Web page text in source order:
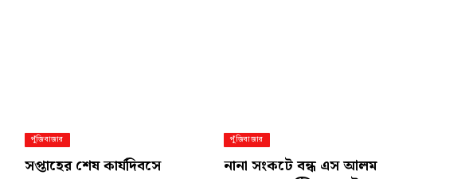
পুঁজিবাজার
সপ্তাহের শেষ কার্যদিবসে
পুঁজিবাজার
নানা সংকটে বন্ধ এস আলম